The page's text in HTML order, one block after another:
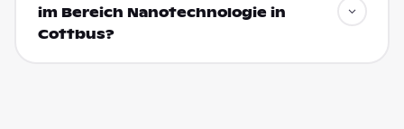
im Bereich Nanotechnologie in
Cottbus?